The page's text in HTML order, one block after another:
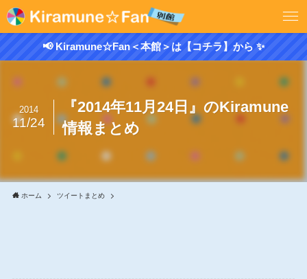
📢 Kiramune☆Fan＜本館＞は【コチラ】から ✨
『2014年11月24日』のKiramune
情報まとめ
2014
11/24
ホーム ツイートまとめ